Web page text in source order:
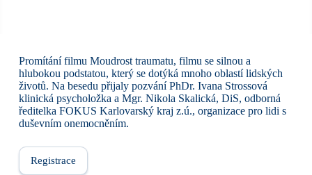
Promítání filmu Moudrost traumatu, filmu se silnou a
hlubokou podstatou, který se dotýká mnoho oblastí lidských
životů. Na besedu přijaly pozvání PhDr. Ivana Strossová
klinická psycholožka a Mgr. Nikola Skalická, DiS, odborná
ředitelka FOKUS Karlovarský kraj z.ú., organizace pro lidi s
duševním onemocněním.
Registrace